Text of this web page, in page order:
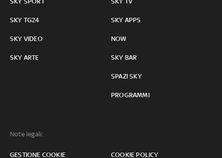
SKY TG24
SKY VIDEO
SKY ARTE
SKY APPS
NOW
SKY BAR
SPAZI SKY
PROGRAMMI
Note legali:
GESTIONE COOKIE COOKIE POLICY